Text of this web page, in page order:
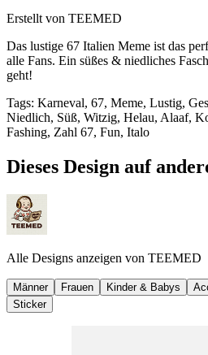
Erstellt von TEEMED
Das lustige 67 Italien Meme ist das
alle Fans. Ein süßes & niedliches
geht!
Tags: Karneval, 67, Meme, Lustig,
Niedlich, Süß, Witzig, Helau, Alaaf,
Fashing, Zahl 67, Fun, Italo
Dieses Design auf
Alle Designs anzeigen von TEEMED
Männer Frauen Kinder & Babys
Sticker